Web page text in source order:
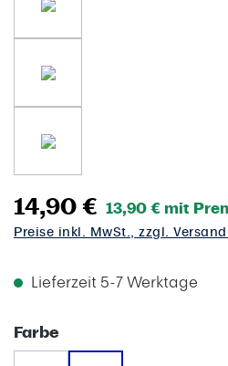
14,90 € 13,90 € mit
Preise inkl. MwSt., zzgl. Versand
Lieferzeit 5-7 Werktage
Farbeauswählen